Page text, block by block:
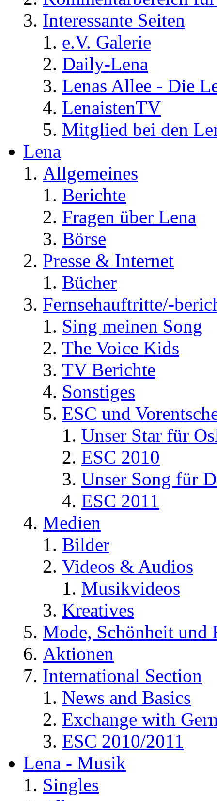
Interessante Seiten
e.V. Galerie
Daily-Lena
Lenas Allee - Die
LenaistenTV
Mitglied bei den
Lena
Allgemeines
Berichte
Fragen über Lena
Börse
Presse & Internet
Bücher
Fernsehauftritte/-
Sing meinen Song
The Voice Kids
TV Berichte
Sonstiges
ESC und
Unser Star für
ESC 2010
Unser Song für
ESC 2011
Medien
Bilder
Videos & Audios
Musikvideos
Kreatives
Mode, Schönheit und
Aktionen
International Section
News and Basics
Exchange with
ESC 2010/2011
Lena - Musik
Singles